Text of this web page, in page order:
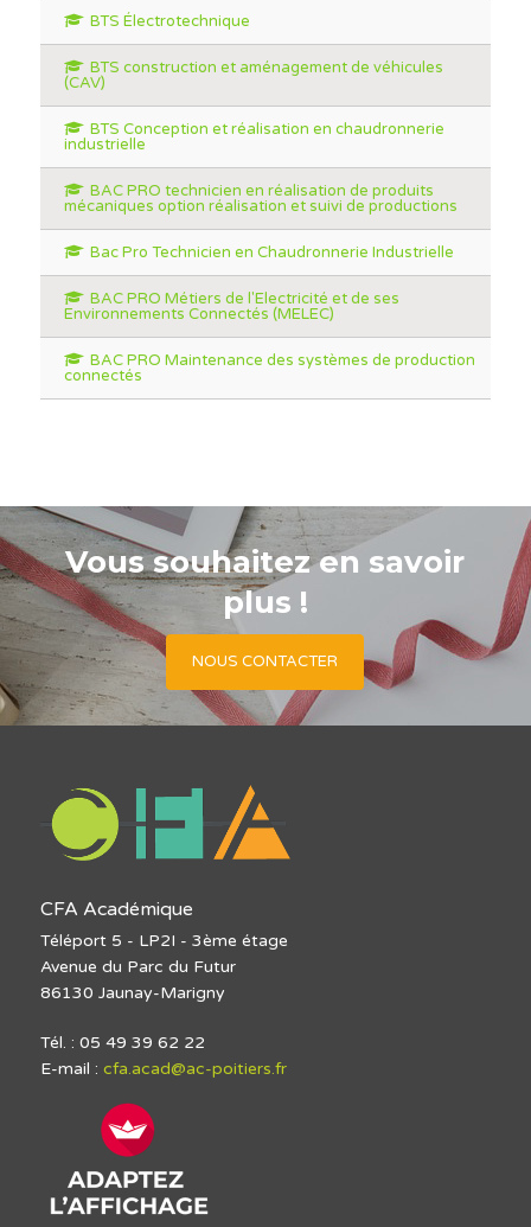
BTS Électrotechnique
BTS construction et aménagement de véhicules
(CAV)
BTS Conception et réalisation en chaudronnerie
industrielle
BAC PRO technicien en réalisation de produits
mécaniques option réalisation et suivi de productions
Bac Pro Technicien en Chaudronnerie Industrielle
BAC PRO Métiers de l'Electricité et de ses
Environnements Connectés (MELEC)
BAC PRO Maintenance des systèmes de production
connectés
Vous souhaitez en savoir
plus !
NOUS CONTACTER
CFA Académique
Téléport 5 - LP2I - 3ème étage
Avenue du Parc du Futur
86130 Jaunay-Marigny
Tél. : 05 49 39 62 22
E-mail : cfa.acad@ac-poitiers.fr